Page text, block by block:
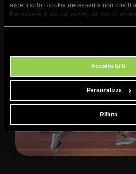
accetti solo i cookie necessari e non quelli
Per sapere di più sul nostro utilizzo di
Accetta tutti
Personalizza
Rifiuta